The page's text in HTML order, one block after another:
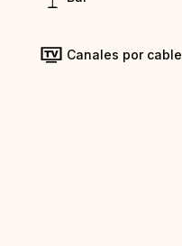
Canales por cable